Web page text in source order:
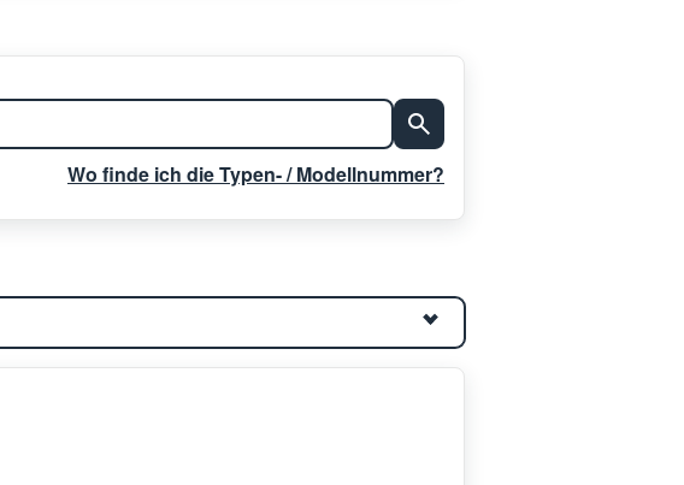
Wo finde ich die Typen- / Modellnummer?